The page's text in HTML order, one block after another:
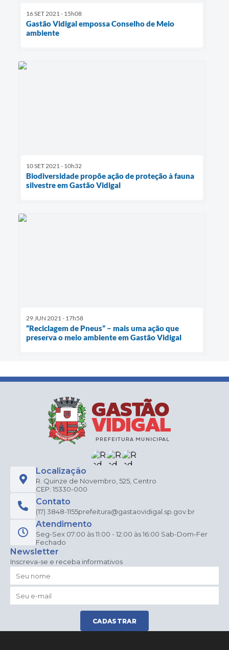
16 SET 2021 - 15h08
Gastão Vidigal empossa Conselho de Meio
ambiente
10 SET 2021 - 10h32
Biodiversidade propõe ação de proteção à fauna
silvestre em Gastão Vidigal
29 JUN 2021 - 17h58
“Reciclagem de Pneus” – mais uma ação que
preserva o meio ambiente em Gastão Vidigal
Localização
R. Quinze de Novembro, 525, Centro
CEP: 15330-000
Contato
(17) 3848-1155prefeitura@gastaovidigal.sp.gov.br
Atendimento
Seg-Sex 07:00 às 11:00 - 12:00 às 16:00 Sab-Dom-Fer
Fechado
Newsletter
Inscreva-se e receba informativos
CADASTRAR